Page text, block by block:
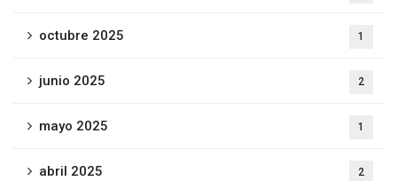
octubre 2025 1
junio 2025 2
mayo 2025 1
abril 2025 2